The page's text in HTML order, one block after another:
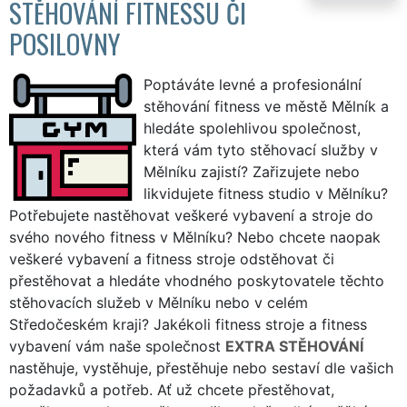
STĚHOVÁNÍ FITNESSU ČI
POSILOVNY
Poptáváte levné a profesionální
stěhování fitness ve městě Mělník a
hledáte spolehlivou společnost,
která vám tyto stěhovací služby v
Mělníku zajistí? Zařizujete nebo
likvidujete fitness studio v Mělníku?
Potřebujete nastěhovat veškeré vybavení a stroje do
svého nového fitness v Mělníku? Nebo chcete naopak
veškeré vybavení a fitness stroje odstěhovat či
přestěhovat a hledáte vhodného poskytovatele těchto
stěhovacích služeb v Mělníku nebo v celém
Středočeském kraji? Jakékoli fitness stroje a fitness
vybavení vám naše společnost EXTRA STĚHOVÁNÍ
nastěhuje, vystěhuje, přestěhuje nebo sestaví dle vašich
požadavků a potřeb. Ať už chcete přestěhovat,